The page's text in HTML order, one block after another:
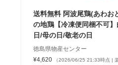
送料無料 阿波尾鶏(あわお
の地鶏【冷凍便同梱不可
日/母の日/敬老の日
徳島県物産センター
¥4,620
（2026/06/25 21:33時点 |